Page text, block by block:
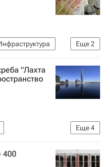
Еще2
"Лахта
Еще4
Небоскребы
400